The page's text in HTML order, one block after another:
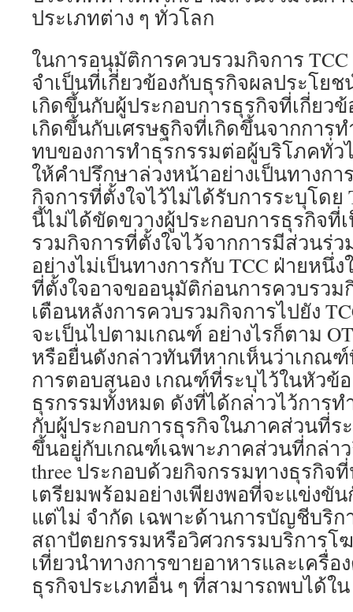
ประเภทต่าง ๆ ทั่วโลก
ในการอนุมัติการควบรวมกิจการ
จำเป็นที่เกี่ยวข้องกับธุรกิจผลประโย
เกิดขึ้นกับผู้ประกอบการธุรกิจที่เกี่ยว
เกิดขึ้นกับเศรษฐกิจที่เกิดขึ้นจากการ
ทบของการทำธุรกรรมต่อผู้บริโภคทั่
ให้คำปรึกษาล่วงหน้าอย่างเป็นทางกา
กิจการที่ตั้งใจไว้ไม่ได้รับการระบุโดย
นี้ไม่ได้ขัดขวางผู้ประกอบการธุรกิจที่
รวมกิจการที่ตั้งใจไว้จากการมีส่วนร่
อย่างไม่เป็นทางการกับ TCC ฝ่ายหนึ่
ที่ตั้งใจอาจขออนุมัติก่อนการควบรวม
เตือนหลังการควบรวมกิจการไปยัง
จะเป็นไปตามเกณฑ์ อย่างไรก็ตาม
หรือยื่นดังกล่าวทันทีหากเห็นว่าเกณฑ์
การตอบสนอง เกณฑ์ที่ระบุไว้ในหัวข้
ธุรกรรมทั้งหมด ดังที่ได้กล่าวไว้การท
กับผู้ประกอบการธุรกิจในภาคส่วนที่ร
ขึ้นอยู่กับเกณฑ์เฉพาะภาคส่วนที่กล่า
three ประกอบด้วยกิจกรรมทางธุรกิจ
เตรียมพร้อมอย่างเพียงพอที่จะแข่งขั
แต่ไม่ จำกัด เฉพาะด้านการบัญชีบริก
สถาปัตยกรรมหรือวิศวกรรมบริการโ
เที่ยวนำทางการขายอาหารและเครื่
ธุรกิจประเภทอื่น ๆ ที่สามารถพบได้ใน